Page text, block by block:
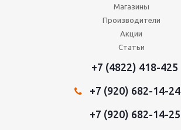
Магазины
Производители
Акции
Статьи
+7 (4822) 418-425
+7 (920) 682-14-24
+7 (920) 682-14-25